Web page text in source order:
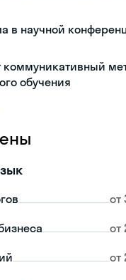
в научной
коммуникативный
обучения
от
от
от